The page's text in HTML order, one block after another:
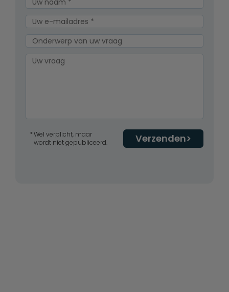
Verzenden
Wel verplicht, maar
wordt niet gepubliceerd.